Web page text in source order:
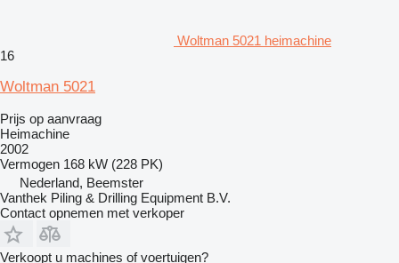
Woltman 5021 heimachine
16
Woltman 5021
Prijs op aanvraag
Heimachine
2002
Vermogen 168 kW (228 PK)
Nederland, Beemster
Vanthek Piling & Drilling Equipment B.V.
Contact opnemen met verkoper
Verkoopt u machines of voertuigen?